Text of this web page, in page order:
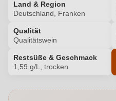
Land & Region
Deutschland, Franken
Qualität
Qualitätswein
Restsüße & Geschmack
1,59 g/L, trocken